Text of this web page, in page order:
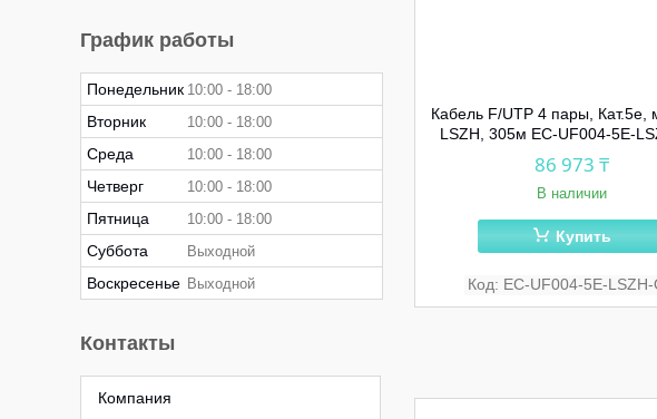
Кабель F/UTP 4 пары, Кат.5e,
LSZH, 305м EC-UF004-5E-
86 973 ₸
В наличии
Купить
EC-UF004-5E-LSZH-
График работы
Понедельник 10:00 18:00
Вторник 10:00 18:00
Среда 10:00 18:00
Четверг 10:00 18:00
Пятница 10:00 18:00
Суббота Выходной
Воскресенье Выходной
Контакты